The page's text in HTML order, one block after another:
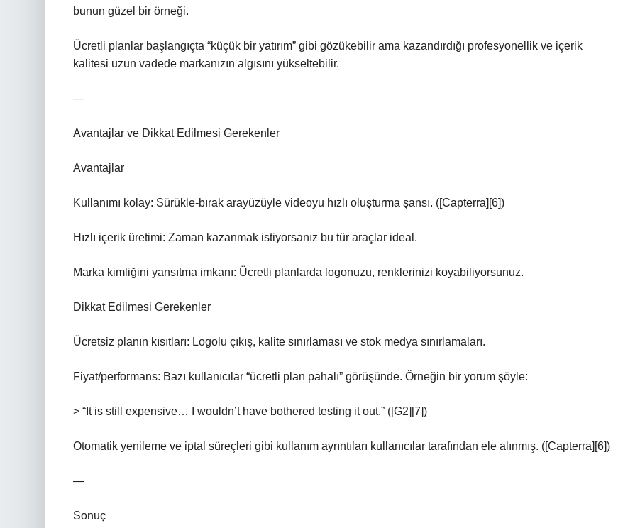
bunun güzel bir örneği.
Ücretli planlar başlangıçta “küçük bir yatırım” gibi gözükebilir ama kazandırdığı profesyonellik ve içerik
kalitesi uzun vadede markanızın algısını yükseltebilir.
—
Avantajlar ve Dikkat Edilmesi Gerekenler
Avantajlar
Kullanımı kolay: Sürükle‑bırak arayüzüyle videoyu hızlı oluşturma şansı. ([Capterra][6])
Hızlı içerik üretimi: Zaman kazanmak istiyorsanız bu tür araçlar ideal.
Marka kimliğini yansıtma imkanı: Ücretli planlarda logonuzu, renklerinizi koyabiliyorsunuz.
Dikkat Edilmesi Gerekenler
Ücretsiz planın kısıtları: Logolu çıkış, kalite sınırlaması ve stok medya sınırlamaları.
Fiyat/performans: Bazı kullanıcılar “ücretli plan pahalı” görüşünde. Örneğin bir yorum şöyle:
> “It is still expensive… I wouldn’t have bothered testing it out.” ([G2][7])
Otomatik yenileme ve iptal süreçleri gibi kullanım ayrıntıları kullanıcılar tarafından ele alınmış. ([Capterra][6])
—
Sonuç